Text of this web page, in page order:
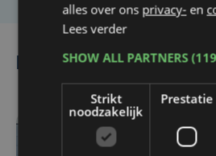
Lees ook
alles over ons privacy- en
Lees verder
SHOW ALL PARTNERS
Strikt
noodzakelijk
Prestatie